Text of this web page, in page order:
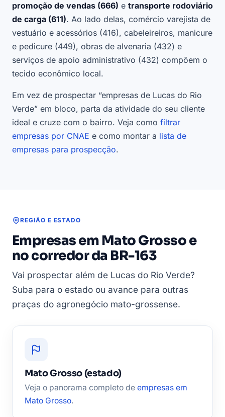
promoção de vendas (666) e transporte rodoviário
de carga (611). Ao lado delas, comércio varejista de
vestuário e acessórios (416), cabeleireiros, manicure
e pedicure (449), obras de alvenaria (432) e
serviços de apoio administrativo (432) compõem o
tecido econômico local.
Em vez de prospectar “empresas de Lucas do Rio
Verde” em bloco, parta da atividade do seu cliente
ideal e cruze com o bairro. Veja como filtrar
empresas por CNAE e como montar a lista de
empresas para prospecção.
REGIÃO E ESTADO
Empresas em Mato Grosso e
no corredor da BR-163
Vai prospectar além de Lucas do Rio Verde?
Suba para o estado ou avance para outras
praças do agronegócio mato-grossense.
Mato Grosso (estado)
Veja o panorama completo de empresas em
Mato Grosso.